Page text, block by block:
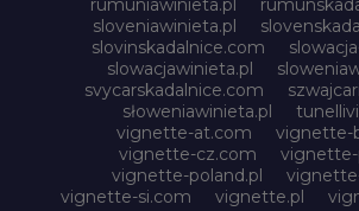
rumuniawinieta.pl
sloveniawinieta.pl
slovinskadalnice.com
slowacjawinieta.pl
svycarskadalnice.com
słoweniawinieta.pl
vignette-at.com
vignette-
vignette-cz.com
vignette-poland.pl
vignette-si.com
vignette.pl